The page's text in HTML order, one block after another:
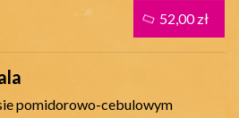
pomidorowo-cebulowym